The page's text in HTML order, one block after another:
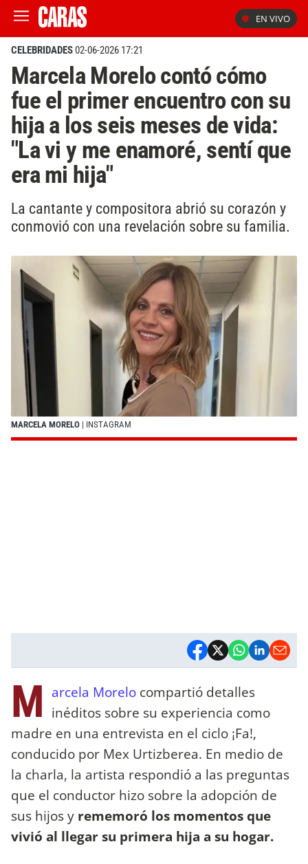
EN VIVO
CELEBRIDADES02-06-2026 17:21
Marcela Morelo contó cómo
fue el primer encuentro con su
hija a los seis meses de vida:
"La vi y me enamoré, sentí que
era mi hija"
La cantante y compositora abrió su corazón y
conmovió con una revelación sobre su familia.
MARCELA MORELO | INSTAGRAM
M arcela Morelo compartió detalles
inéditos sobre su experiencia como
madre en una entrevista en el ciclo ¡Fa!,
conducido por Mex Urtizberea. En medio de
la charla, la artista respondió a las preguntas
que el conductor hizo sobre la adopción de
sus hijos y rememoró los momentos que
vivió al llegar su primera hija a su hogar.